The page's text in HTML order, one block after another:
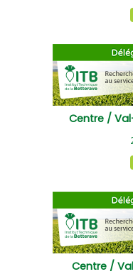
Centre /
Centre /